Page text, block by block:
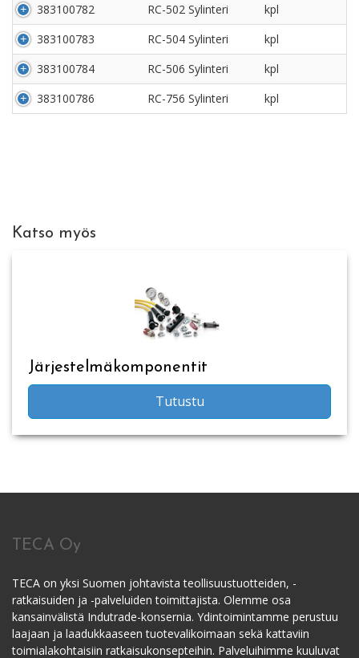
383100782
RC-502 Sylinteri
kpl
383100783
RC-504 Sylinteri
kpl
383100784
RC-506 Sylinteri
kpl
383100786
RC-756 Sylinteri kpl
Katso myös
Järjestelmäkomponentit
Tutustu
TECA Oy
TECA on yksi Suomen johtavista teollisuustuotteiden, -
ratkaisuiden ja -palveluiden toimittajista. Olemme osa
kansainvälistä Indutrade-konsernia. Ydintoimintamme perustuu
laajaan ja laadukkaaseen tuotevalikoimaan sekä kattaviin
toimialakohtaisiin ratkaisukonsepteihin. Palveluihimme kuuluvat